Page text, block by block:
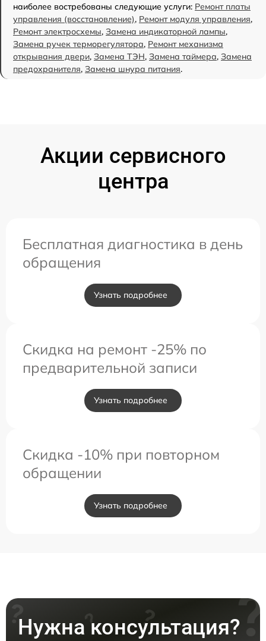
наиболее востребованы следующие услуги: Ремонт платы
управления (восстановление), Ремонт модуля управления,
Ремонт электросхемы, Замена индикаторной лампы,
Замена ручек терморегулятора, Ремонт механизма
открывания двери, Замена ТЭН, Замена таймера, Замена
предохранителя, Замена шнура питания.
Акции сервисного
центра
Бесплатная диагностика в день
обращения
Узнать подробнее
Скидка на ремонт -25% по
предварительной записи
Узнать подробнее
Скидка -10% при повторном
обращении
Узнать подробнее
Нужна консультация?